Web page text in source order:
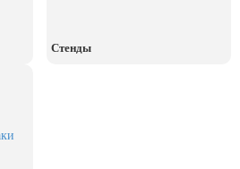
Стенды